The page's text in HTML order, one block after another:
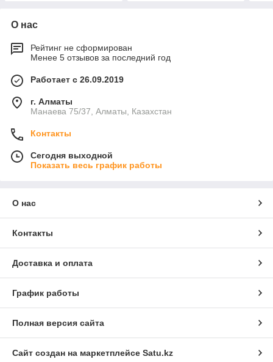
О нас
Рейтинг не сформирован
Менее 5 отзывов за последний год
Работает с 26.09.2019
г. Алматы
Манаева 75/37, Алматы, Казахстан
Контакты
Сегодня выходной
Показать весь график работы
О нас
Контакты
Доставка и оплата
График работы
Полная версия сайта
Сайт создан на маркетплейсе Satu.kz